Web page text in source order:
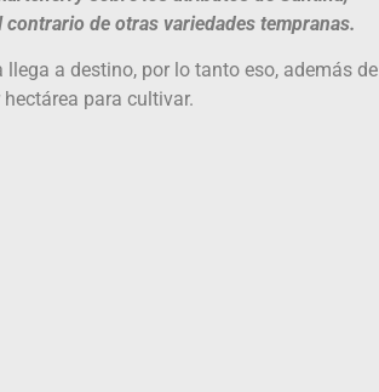
de otras variedades tempranas.
a destino, por lo tanto eso, además de
para cultivar.